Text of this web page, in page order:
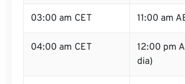
03:00 am CET 11:00 am
04:00 am CET
12:00 pm
dia)